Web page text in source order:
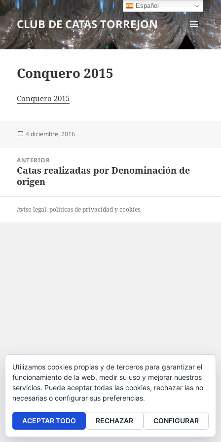
CLUB DE CATAS TORREJON
MENÚ
Y
Conquero 2015
Conquero 2015
Publicado
4 diciembre, 2016
entradas
ANTERIOR
Entrada
anterior:
Catas realizadas por Denominación de
origen
Aviso legal, políticas deprivacidadycookies.
Español
Utilizamos cookies propias y de terceros para garantizar el
funcionamiento de la web, medir su uso y mejorar nuestros
servicios. Puede aceptar todas las cookies, rechazar las no
necesarias o configurar sus preferencias.
ACEPTAR TODO RECHAZAR CONFIGURAR